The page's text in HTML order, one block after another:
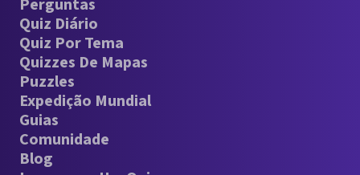
Perguntas
Quiz Diário
Quiz Por Tema
Quizzes De Mapas
Puzzles
Expedição Mundial
Guias
Comunidade
Blog